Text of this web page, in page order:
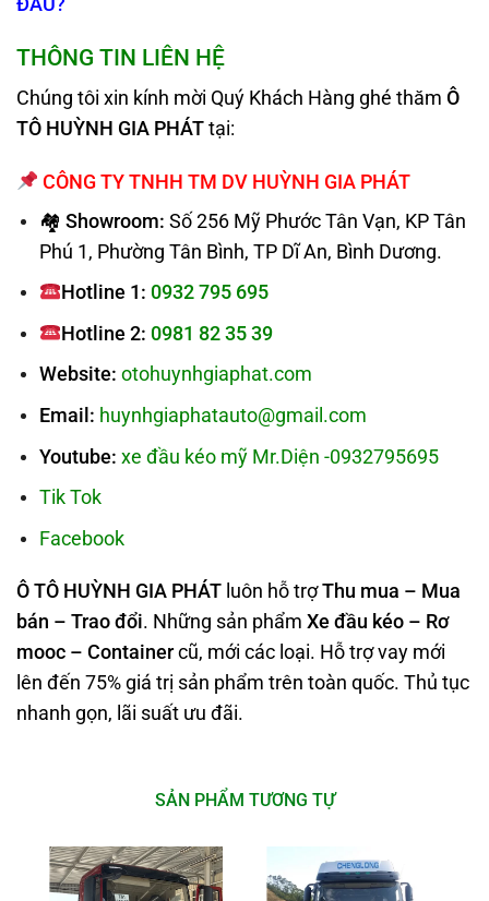
ĐÂU?
THÔNG TIN LIÊN HỆ
Chúng tôi xin kính mời Quý Khách Hàng ghé thăm Ô
TÔ HUỲNH GIA PHÁT tại:
CÔNG TY TNHH TM DV HUỲNH GIA PHÁT
🏘 Showroom: Số 256 Mỹ Phước Tân Vạn, KP Tân
Phú 1, Phường Tân Bình, TP Dĩ An, Bình Dương.
Hotline 1: 0932 795 695
Hotline 2: 0981 82 35 39
Website: otohuynhgiaphat.com
Email: huynhgiaphatauto@gmail.com
Youtube: xe đầu kéo mỹ Mr.Diện -0932795695
Tik Tok
Facebook
Ô TÔ HUỲNH GIA PHÁT luôn hỗ trợThu mua – Mua
bán – Trao đổi. Những sản phẩm Xe đầu kéo – Rơ
mooc – Containercũ, mới các loại. Hỗ trợ vay mới
lên đến 75% giá trị sản phẩm trên toàn quốc. Thủ tục
nhanh gọn, lãi suất ưu đãi.
SẢN PHẨM TƯƠNG TỰ